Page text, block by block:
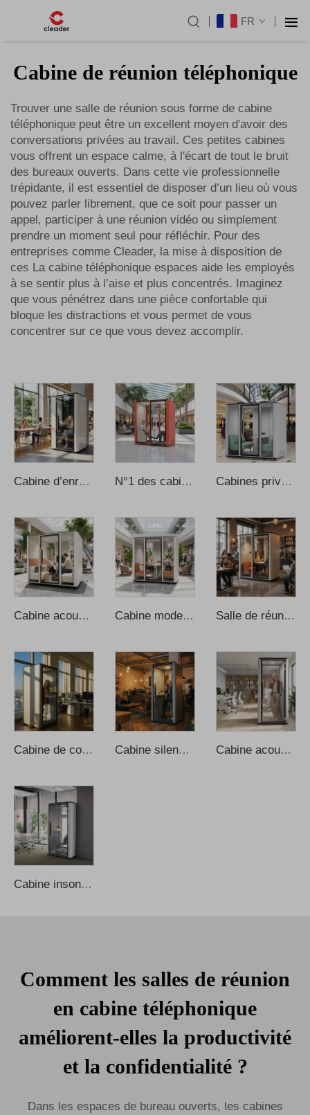
FR
Cabine de réunion téléphonique
Trouver une salle de réunion sous forme de cabine
téléphonique peut être un excellent moyen d'avoir des
conversations privées au travail. Ces petites cabines
vous offrent un espace calme, à l'écart de tout le bruit
des bureaux ouverts. Dans cette vie professionnelle
trépidante, il est essentiel de disposer d’un lieu où vous
pouvez parler librement, que ce soit pour passer un
appel, participer à une réunion vidéo ou simplement
prendre un moment seul pour réfléchir. Pour des
entreprises comme Cleader, la mise à disposition de
ces La cabine téléphonique espaces aide les employés
à se sentir plus à l’aise et plus concentrés. Imaginez
que vous pénétrez dans une pièce confortable qui
bloque les distractions et vous permet de vous
concentrer sur ce que vous devez accomplir.
Cabine d’enregistrement professionnelle individuelle, design moderne avec structure en acier, utilisable au bureau, à domicile, en extérieur, à l’école ou dans un appartement, espace intelligent d’apprentissage N°1 des cabines de bureau modernes : cabine insonorisée avec isolation thermique et acoustique, adaptée au bureau à domicile et aux immeubles de bureaux – conception modulaire, prix de gros Cabines privées et silencieuses pour bureau, cabines téléphoniques insonorisées, cabines de réunion insonorisées pour bureau, cabine téléphonique, cabine d’enregistrement pour bureau, cabine musicale
Cabine acoustique et insonorisée pour réunions, études ou travail, cabine de réunion pour bureau, cabine insonorisée pour bureau, cabine de réunion pour bureau, cabina de sonido Cabine moderne de réunion, cabine de travail, cabine téléphonique insonorisée pour bureau, cabine insonorisée, cabine insonorisée pour bureau, cabines téléphoniques pour bureau Salle de réunion insonorisée, cabine mobile pour bureau, cabine de réunion pour bureau, canapé pour cabines de réunion, cabines de réunion pour bureau, cabines téléphoniques pour bureau
Cabine de confidentialité pour bureau, cabine de bureau insonorisée, cabines téléphoniques privées compactes et modernes en aluminium, cabine de bureau insonorisée, cabine de bureau insonorisée Cabine silencieuse privée Privacy Silent Pod, cabine de son portable, bureau individuel isolé phoniquement, cabine téléphonique isolée phoniquement, cabine d’enregistrement insonorisée, cabine insonorisée Cabine acoustique insonorisée moderne pour bureau, conception de cabine de travail portable, cabines préfabriquées pour domicile, cabine d’enregistrement et de téléphone
Cabine insonorisée, cabine privée pour bureau avec suppression du bruit, cabines téléphoniques pour bureau, cabine de réunion pour bureau, cabine insonorisée, cabine téléphonique pour bureau, cabines pour bureau
Comment les salles de réunion
en cabine téléphonique
améliorent-elles la productivité
et la confidentialité ?
Dans les espaces de bureau ouverts, les cabines